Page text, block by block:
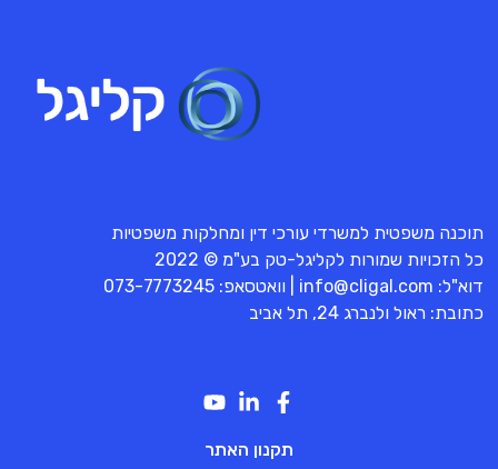
תוכנה משפטית למשרדי עורכי דין ומחלקות משפטיות
כל הזכויות שמורות לקליגל-טק בע"מ © 2022
דוא"ל: info@cligal.com | וואטסאפ: 073-7773245
כתובת: ראול ולנברג 24, תל אביב
תקנון האתר